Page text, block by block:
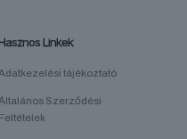
Linkek
Adatkezelési tájékoztató
Általános Szerződési
Feltételek